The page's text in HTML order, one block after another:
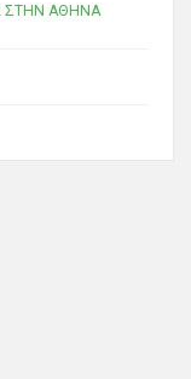
ΣΤΗΝ ΑΘΗΝΑ